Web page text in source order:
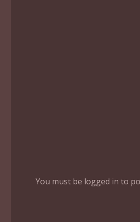
You must be logged in to